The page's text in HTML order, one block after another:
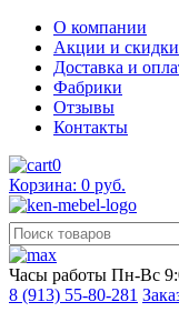
О компании
Акции и скидки
Доставка и
Фабрики
Отзывы
Контакты
0
Корзина: 0 руб.
Часы работы Пн-Вс
8 (913) 55-80-281